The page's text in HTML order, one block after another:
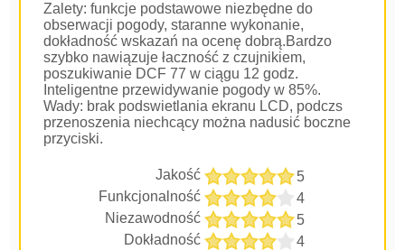
Zalety: funkcje podstawowe niezbędne do
obserwacji pogody, staranne wykonanie,
dokładność wskazań na ocenę dobrą.Bardzo
szybko nawiązuje łaczność z czujnikiem,
poszukiwanie DCF 77 w ciągu 12 godz.
Inteligentne przewidywanie pogody w 85%.
Wady: brak podswietlania ekranu LCD, podczs
przenoszenia niechcący można nadusić boczne
przyciski.
Jakość
5
Funkcjonalność
4
Niezawodność
5
Dokładność
4